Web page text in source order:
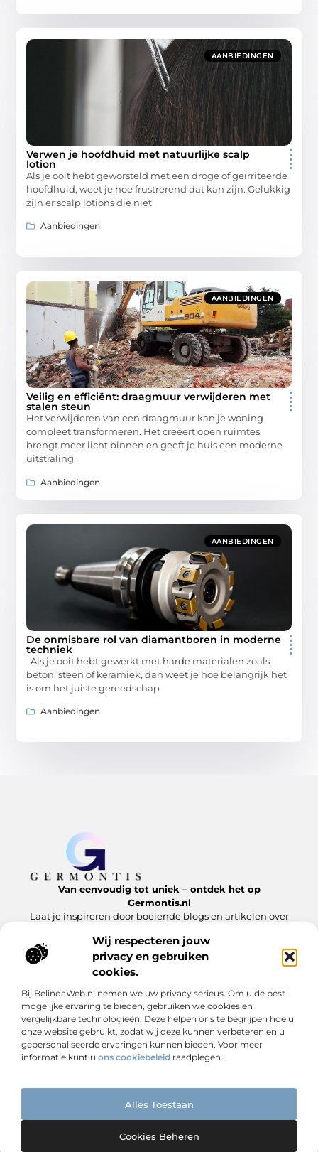
Wij respecteren jouw
privacy en gebruiken
cookies.
Bij BelindaWeb.nl nemen we uw privacy serieus. Om u de best
mogelijke ervaring te bieden, gebruiken we cookies en
vergelijkbare technologieën. Deze helpen ons te begrijpen hoe u
onze website gebruikt, zodat wij deze kunnen verbeteren en u
gepersonaliseerde ervaringen kunnen bieden. Voor meer
informatie kunt u ons cookiebeleid raadplegen.
Alles Toestaan
Cookies Beheren
AANBIEDINGEN
Verwen je hoofdhuid met natuurlijke scalp
lotion
Als je ooit hebt geworsteld met een droge of geïrriteerde
hoofdhuid, weet je hoe frustrerend dat kan zijn. Gelukkig
zijn er scalp lotions die niet
Aanbiedingen
AANBIEDINGEN
Veilig en efficiënt: draagmuur verwijderen met
stalen steun
Het verwijderen van een draagmuur kan je woning
compleet transformeren. Het creëert open ruimtes,
brengt meer licht binnen en geeft je huis een moderne
uitstraling.
Aanbiedingen
AANBIEDINGEN
De onmisbare rol van diamantboren in moderne
techniek
Als je ooit hebt gewerkt met harde materialen zoals
beton, steen of keramiek, dan weet je hoe belangrijk het
is om het juiste gereedschap
Aanbiedingen
Van eenvoudig tot uniek – ontdek het op
Germontis.nl
Laat je inspireren door boeiende blogs en artikelen over
Bericht categorie
Onze informatie
Cookiebeleid (EU)
@2025 www.germontis.nl. All Right Reserved.